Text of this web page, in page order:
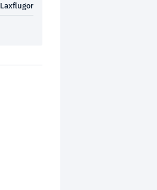
Laxflugor